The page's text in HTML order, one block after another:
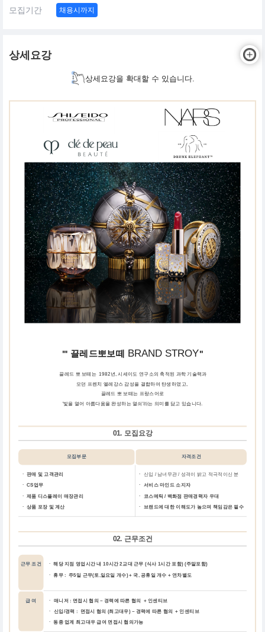
모집기간 채용시까지
상세요강
상세요강을 확대할 수 있습니다.
"' 끌레드뽀보떼 BRAND STROY"
끌레드 뽀 보떼는 1982년, 시세이도 연구소의 축적된 과학 기술력과
모던 프렌치 엘레강스 감성을 결합하여 탄생하였고,
끌레드 뽀 보떼는 프랑스어로
'빛을 열어 아름다움을 완성하는 열쇠'라는 의미를 담고 있습니다.
01. 모집요강
모집부문 자격조건
ㆍ 판매 및 고객관리
ㆍ CS업무
ㆍ 제품 디스플레이 매장관리
ㆍ 상품 포장 및 계산
ㆍ 신입 / 남녀무관 / 성격이 밝고 적극적이신 분
ㆍ 서비스 마인드 소지자
ㆍ
코스메틱 / 백화점 판매경력자 우대
ㆍ 브랜드에 대한 이해도가 높으며 책임감은 필수
02. 근무조건
근무 조건 ㆍ 해당 지점 영업시간 내 10시간 2교대 근무 (식사 1시간 포함) (주말포함)
ㆍ 휴무 : 주5일 근무(토,일요일 개수) + 국, 공휴일 개수 + 연차별도
급 여 ㆍ 매니저 : 면접시 협의 ~ 경력에 따른 협의 + 인센티브
ㆍ 신입/경력 : 면접시 협의 (최고대우) ~ 경력에 따른 협의 + 인센티브
ㆍ 동종 업계 최고대우 급여 면접시 협의가능